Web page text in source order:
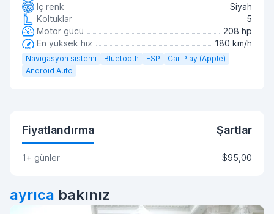
İç renk
Siyah
Koltuklar
5
Motor gücü
208 hp
En yüksek hız
180 km/h
Navigasyon sistemi Bluetooth ESP
Car Play (Apple)
Android Auto
Fiyatlandırma Şartlar
1+ günler $95,00
ayrıca bakınız